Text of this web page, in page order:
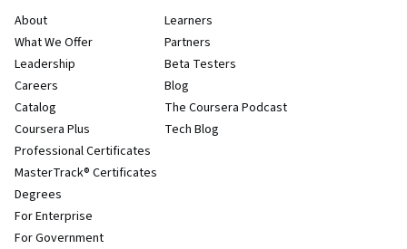
About
What We Offer
Leadership
Careers
Catalog
Coursera Plus
Professional Certificates
MasterTrack® Certificates
Degrees
For Enterprise
For Government
Learners
Partners
Beta Testers
Blog
The Coursera Podcast
Tech Blog